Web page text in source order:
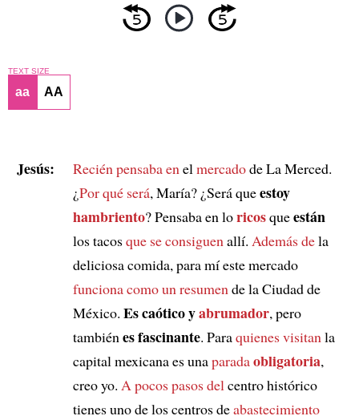
TEXT SIZE
aa AA
Jesús: Recién pensaba en el mercadode La Merced.
¿Por qué será, María? ¿Será queestoy
hambriento? Pensaba en loricosqueestán
los tacosque se consiguen allí. Además dela
deliciosa comida, para mí este mercado
funciona como un resumen de la Ciudad de
México. Es caótico yabrumador, pero
también es fascinante. Paraquienes visitan la
capital mexicana es unaparadaobligatoria,
creo yo. A pocos pasos del centro histórico
tienes uno de los centros deabastecimiento